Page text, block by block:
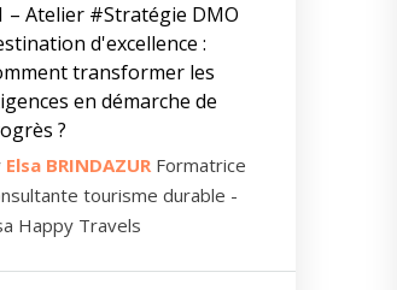
– Atelier #Stratégie DMO
d'excellence :
transformer les
en démarche de
?
Elsa BRINDAZUR Formatrice
tourisme durable -
Happy Travels